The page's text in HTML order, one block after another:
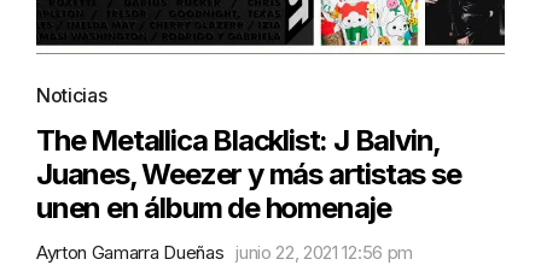
Noticias
The Metallica Blacklist: J Balvin,
Juanes, Weezer y más artistas se
unen en álbum de homenaje
Ayrton Gamarra Dueñas junio 22, 2021 12:56 pm